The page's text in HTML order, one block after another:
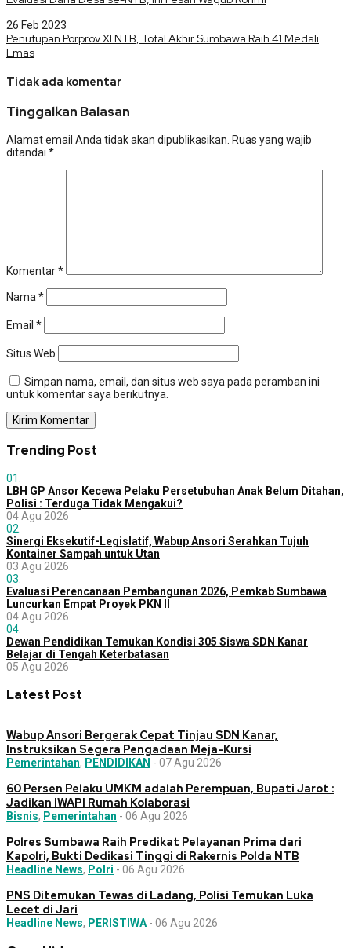
26 Feb 2023
Penutupan Porprov XI NTB, Total Akhir Sumbawa Raih 41 Medali
Emas
Tidak ada komentar
Tinggalkan Balasan
Alamat email Anda tidak akan dipublikasikan. Ruas yang wajib
ditandai *
Komentar*
Nama *
Email *
Situs Web
Simpan nama, email, dan situs web saya pada peramban ini
untuk komentar saya berikutnya.
Trending Post
01.
LBH GP Ansor Kecewa Pelaku Persetubuhan Anak Belum Ditahan,
Polisi : Terduga Tidak Mengakui?
04 Agu 2026
02.
Sinergi Eksekutif-Legislatif, Wabup Ansori Serahkan Tujuh
Kontainer Sampah untuk Utan
03 Agu 2026
03.
Evaluasi Perencanaan Pembangunan 2026, Pemkab Sumbawa
Luncurkan Empat Proyek PKN II
04 Agu 2026
04.
Dewan Pendidikan Temukan Kondisi 305 Siswa SDN Kanar
Belajar di Tengah Keterbatasan
05 Agu 2026
Latest Post
Wabup Ansori Bergerak Cepat Tinjau SDN Kanar,
Instruksikan Segera Pengadaan Meja-Kursi
Pemerintahan, PENDIDIKAN - 07 Agu 2026
60 Persen Pelaku UMKM adalah Perempuan, Bupati Jarot :
Jadikan IWAPI Rumah Kolaborasi
Bisnis, Pemerintahan - 06 Agu 2026
Polres Sumbawa Raih Predikat Pelayanan Prima dari
Kapolri, Bukti Dedikasi Tinggi di Rakernis Polda NTB
Headline News, Polri - 06 Agu 2026
PNS Ditemukan Tewas di Ladang, Polisi Temukan Luka
Lecet di Jari
Headline News, PERISTIWA- 06 Agu 2026